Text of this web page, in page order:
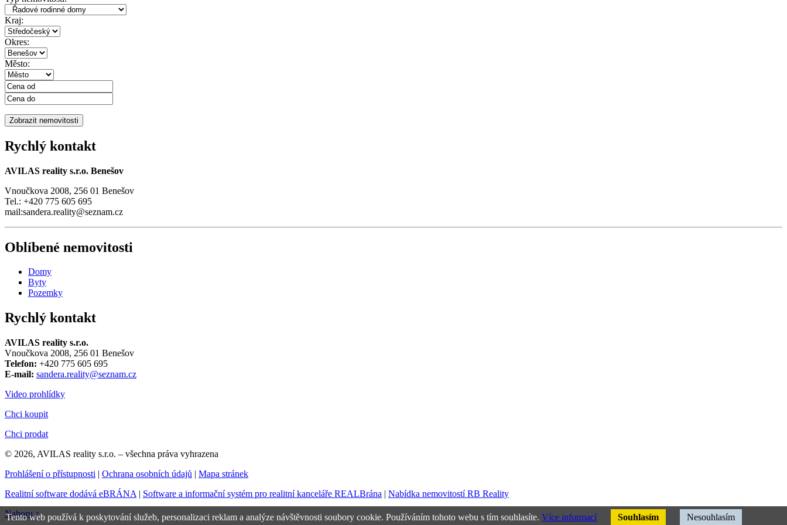
Kraj:
Okres:
Město:
Rychlý kontakt
AVILAS reality s.r.o. Benešov
Vnoučkova 2008, 256 01 Benešov
Tel.: +420 775 605 695
mail:sandera.reality@seznam.cz
Oblíbené nemovitosti
Domy
Byty
Pozemky
Rychlý kontakt
AVILAS reality s.r.o.
Vnoučkova 2008, 256 01 Benešov
Telefon: +420 775 605 695
E-mail: sandera.reality@seznam.cz
Video prohlídky
Chci koupit
Chci prodat
© 2026, AVILAS reality s.r.o. – všechna práva vyhrazena
Prohlášení o přístupnosti | Ochrana osobních údajů | Mapa stránek
Realitní software dodává eBRÁNA | Software a informační systém pro realitní kanceláře REALBrána | Nabídka nemovitostí RB Reality
Nahoru ↑
Tento web používá k poskytování služeb, personalizaci reklam a analýze návštěvnosti soubory cookie. Používáním tohoto webu s tím souhlasíte. Více informací Souhlasím Nesouhlasím